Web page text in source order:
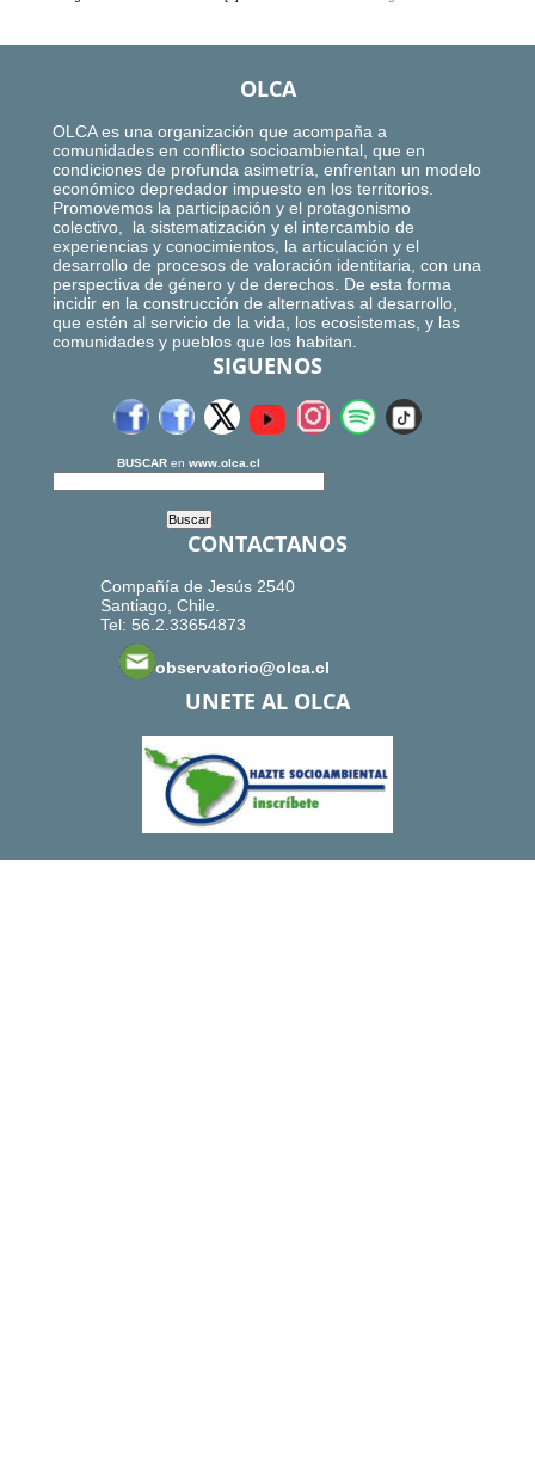
OLCA
OLCA es una organización que acompaña a
comunidades en conflicto socioambiental, que en
condiciones de profunda asimetría, enfrentan un modelo
económico depredador impuesto en los territorios.
Promovemos la participación y el protagonismo
colectivo, la sistematización y el intercambio de
experiencias y conocimientos, la articulación y el
desarrollo de procesos de valoración identitaria, con una
perspectiva de género y de derechos. De esta forma
incidir en la construcción de alternativas al desarrollo,
que estén al servicio de la vida, los ecosistemas, y las
comunidades y pueblos que los habitan.
SIGUENOS
BUSCAR en www.olca.cl
CONTACTANOS
Compañía de Jesús 2540
Santiago, Chile.
Tel: 56.2.33654873
observatorio@olca.cl
UNETE AL OLCA